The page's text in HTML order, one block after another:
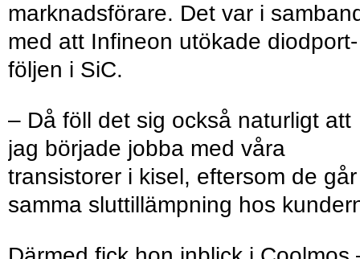
marknadsförare. Det var i
med att Infineon utökade diodport­
följen i SiC.
– Då föll det sig också naturligt att
jag ­började jobba med våra
transistorer i kisel, eftersom de
samma sluttillämpning hos